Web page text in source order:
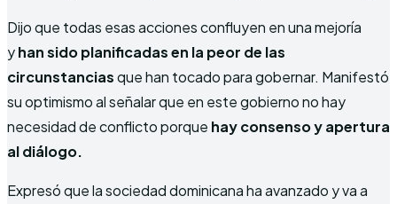
Dijo que todas esas acciones confluyen en una mejoría
yhan sido planificadas en la peor de las
circunstanciasque han tocado para gobernar. Manifestó
su optimismo al señalar que en este gobierno no hay
necesidad de conflicto porque hay consenso y apertura
al diálogo.
Expresó que la sociedad dominicana ha avanzado y va a